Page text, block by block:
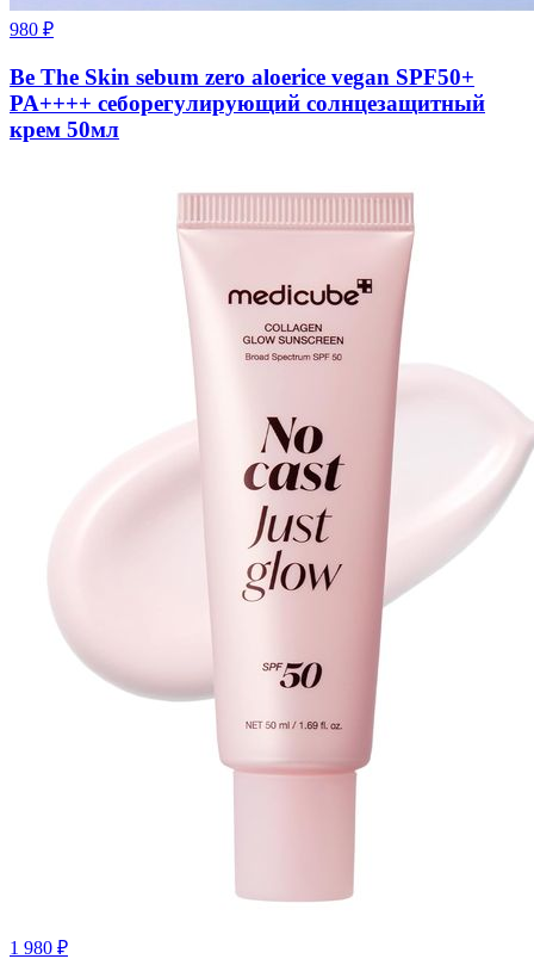
980 ₽
Be The Skin sebum zero aloerice vegan SPF50+
PA++++ себорегулирующий солнцезащитный
крем 50мл
1 980 ₽